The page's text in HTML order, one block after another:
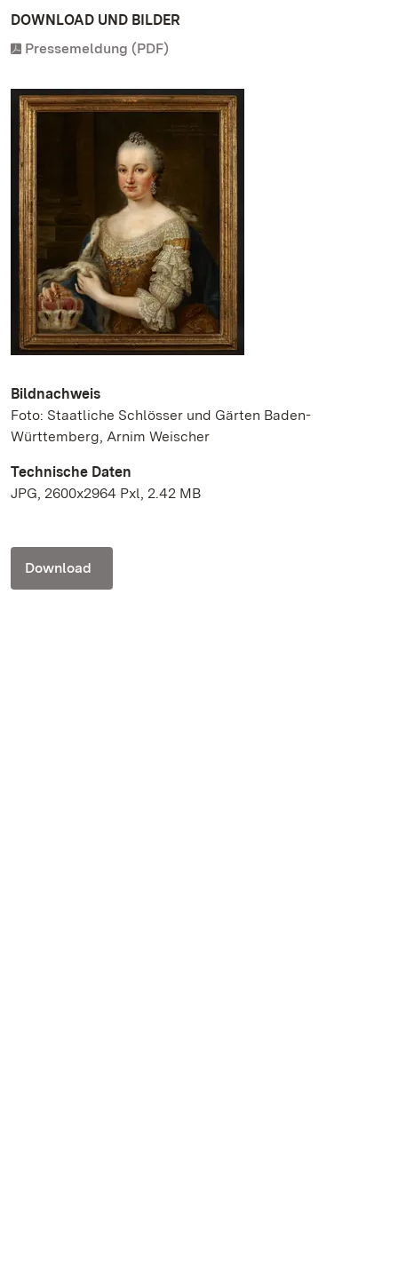
DOWNLOAD UND BILDER
Pressemeldung (PDF)
Bildnachweis
Foto: Staatliche Schlösser und Gärten Baden-
Württemberg, Arnim Weischer
Technische Daten
JPG, 2600x2964 Pxl, 2.42 MB
Download